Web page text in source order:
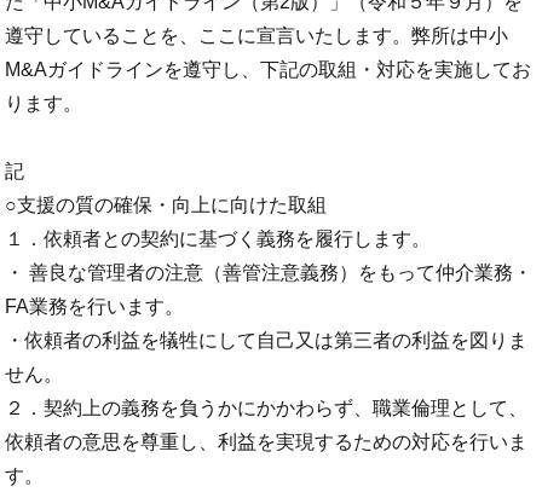
遵守していることを、ここに宣言いたします。弊所は中小
M&Aガイドラインを遵守し、下記の取組・対応を実施してお
ります。
記
○支援の質の確保・向上に向けた取組
１．依頼者との契約に基づく義務を履行します。
・ 善良な管理者の注意（善管注意義務）をもって仲介業務・
FA業務を行います。
・依頼者の利益を犠牲にして自己又は第三者の利益を図りま
せん。
２．契約上の義務を負うかにかかわらず、職業倫理として、
依頼者の意思を尊重し、利益を実現するための対応を行いま
す。